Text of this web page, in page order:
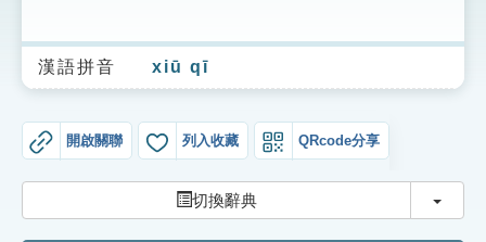
生字詞彙表
成語故事
索引選單
漢語拼音 xiū qī
開啟關聯 列入收藏 QRcode分享
切換辭典 切換